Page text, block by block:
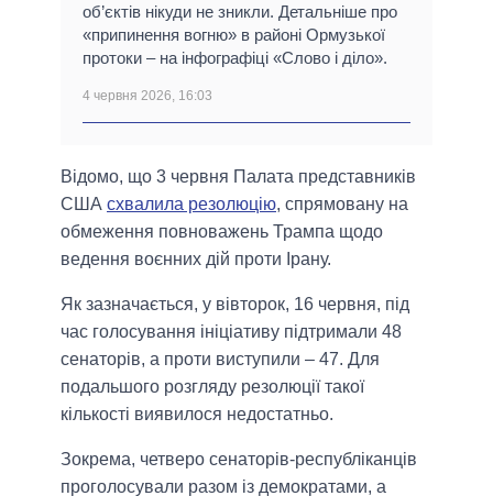
об’єктів нікуди не зникли. Детальніше про
«припинення вогню» в районі Ормузької
протоки – на інфографіці «Слово і діло».
4 червня 2026, 16:03
Відомо, що 3 червня Палата представників
США схвалила резолюцію, спрямовану на
обмеження повноважень Трампа щодо
ведення воєнних дій проти Ірану.
Як зазначається, у вівторок, 16 червня, під
час голосування ініціативу підтримали 48
сенаторів, а проти виступили – 47. Для
подальшого розгляду резолюції такої
кількості виявилося недостатньо.
Зокрема, четверо сенаторів-республіканців
проголосували разом із демократами, а